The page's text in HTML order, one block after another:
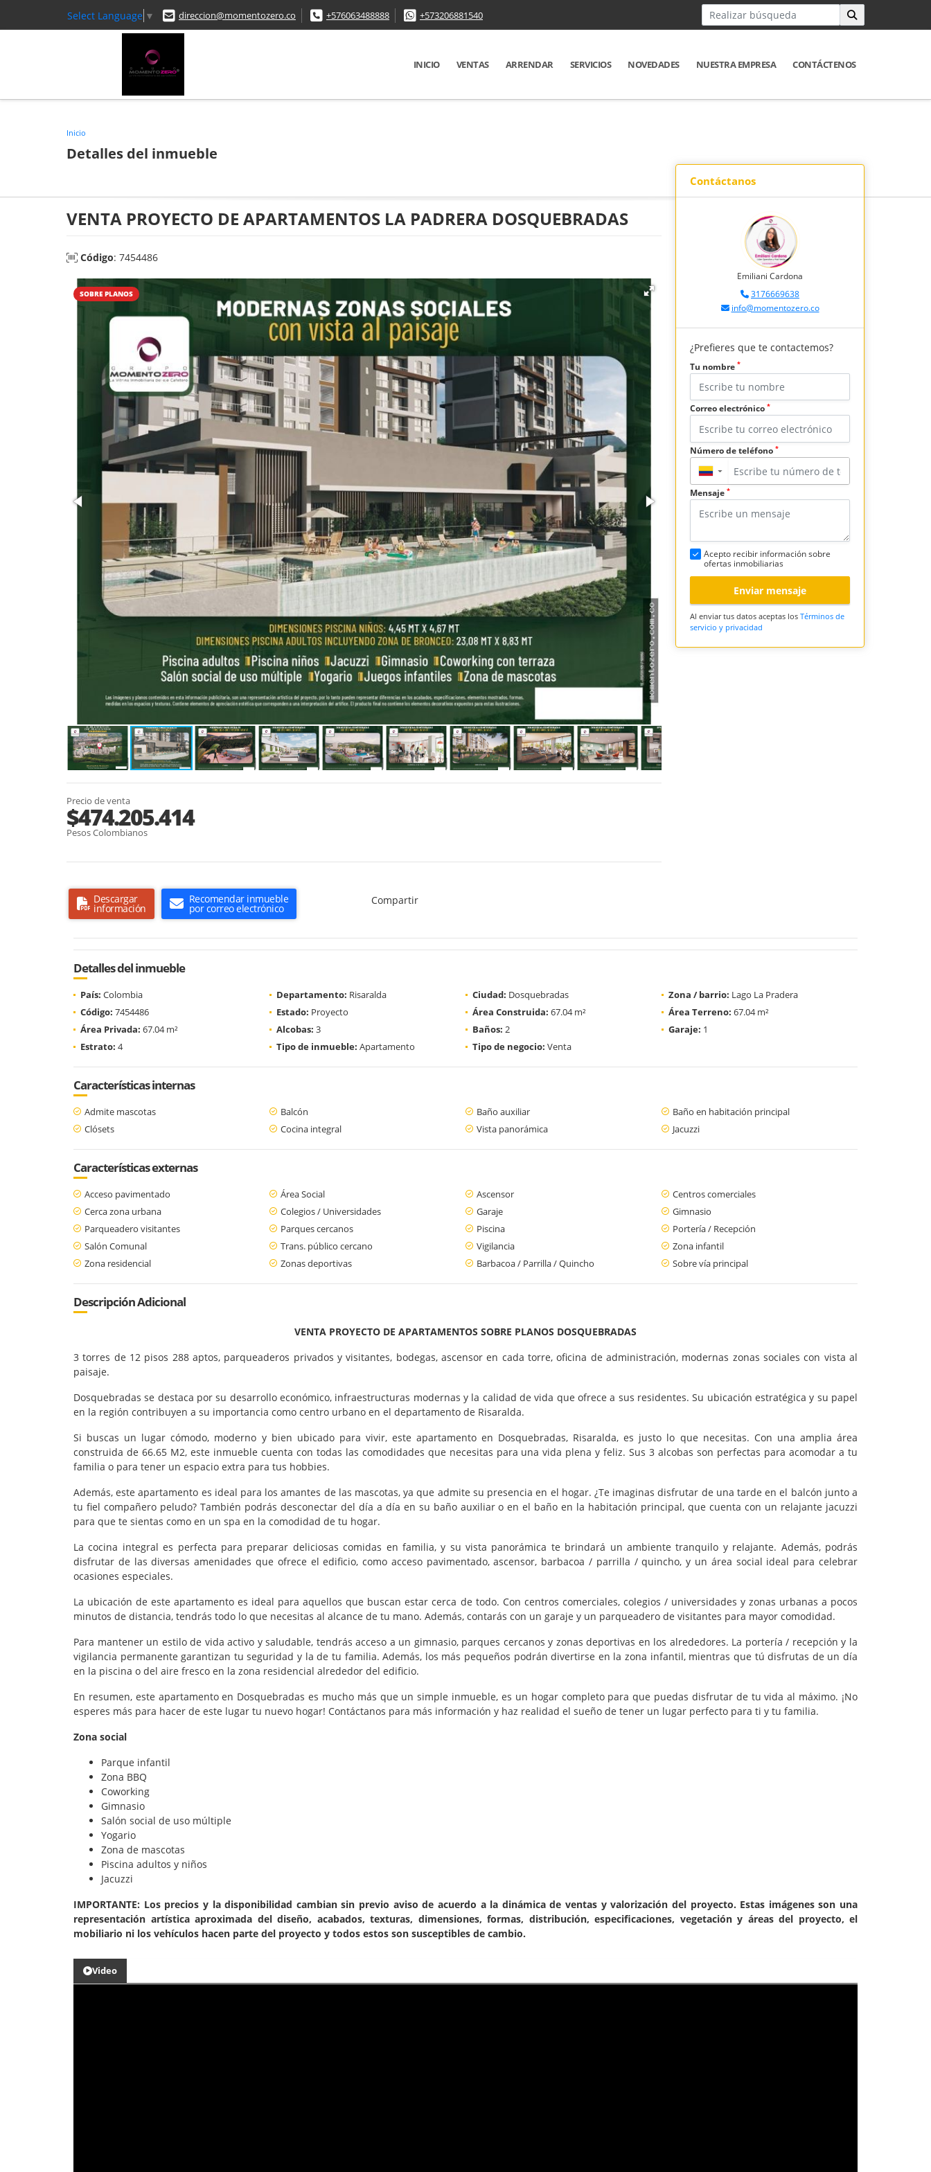
Select Language ▼ direccion@momentozero.co +576063488888 +573206881540
INICIO VENTAS ARRENDAR SERVICIOS NOVEDADES NUESTRA EMPRESA CONTÁCTENOS
Inicio
Detalles del inmueble
VENTA PROYECTO DE APARTAMENTOS LA PADRERA DOSQUEBRADAS
Código: 7454486
SOBRE PLANOS
Precio de venta
$474.205.414
Pesos Colombianos
Descargar
información
Recomendar inmueble
por correo electrónico
Compartir
Contáctanos
Emiliani Cardona
3176669638
info@momentozero.co
¿Prefieres que te contactemos?
Tu nombre *
Correo electrónico *
Número de teléfono *
▼
Mensaje *
Acepto recibir información sobre
ofertas inmobiliarias
Enviar mensaje
Al enviar tus datos aceptas los Términos de
servicio y privacidad
Detalles del inmueble
País: Colombia Departamento: Risaralda Ciudad: Dosquebradas Zona / barrio: Lago La Pradera
Código: 7454486 Estado: Proyecto Área Construida: 67.04 m² Área Terreno: 67.04 m²
Área Privada: 67.04 m² Alcobas: 3 Baños: 2 Garaje: 1
Estrato: 4 Tipo de inmueble: Apartamento Tipo de negocio: Venta
Características internas
Admite mascotas Balcón Baño auxiliar
Baño en habitación principal
Clósets
Cocina integral Vista panorámica Jacuzzi
Características externas
Acceso pavimentado Área Social Ascensor
Centros comerciales
Cerca zona urbana
Colegios / Universidades Garaje
Gimnasio
Parqueadero visitantes
Parques cercanos Piscina
Portería / Recepción
Salón Comunal
Trans. público cercano Vigilancia
Zona infantil
Zona residencial
Zonas deportivas Barbacoa / Parrilla / Quincho Sobre vía principal
Descripción Adicional
VENTA PROYECTO DE APARTAMENTOS SOBRE PLANOS DOSQUEBRADAS
3 torres de 12 pisos 288 aptos, parqueaderos privados y visitantes, bodegas, ascensor en cada torre, oficina de administración, modernas zonas sociales con vista al
paisaje.
Dosquebradas se destaca por su desarrollo económico, infraestructuras modernas y la calidad de vida que ofrece a sus residentes. Su ubicación estratégica y su papel
en la región contribuyen a su importancia como centro urbano en el departamento de Risaralda.
Si buscas un lugar cómodo, moderno y bien ubicado para vivir, este apartamento en Dosquebradas, Risaralda, es justo lo que necesitas. Con una amplia área
construida de 66.65 M2, este inmueble cuenta con todas las comodidades que necesitas para una vida plena y feliz. Sus 3 alcobas son perfectas para acomodar a tu
familia o para tener un espacio extra para tus hobbies.
Además, este apartamento es ideal para los amantes de las mascotas, ya que admite su presencia en el hogar. ¿Te imaginas disfrutar de una tarde en el balcón junto a
tu fiel compañero peludo? También podrás desconectar del día a día en su baño auxiliar o en el baño en la habitación principal, que cuenta con un relajante jacuzzi
para que te sientas como en un spa en la comodidad de tu hogar.
La cocina integral es perfecta para preparar deliciosas comidas en familia, y su vista panorámica te brindará un ambiente tranquilo y relajante. Además, podrás
disfrutar de las diversas amenidades que ofrece el edificio, como acceso pavimentado, ascensor, barbacoa / parrilla / quincho, y un área social ideal para celebrar
ocasiones especiales.
La ubicación de este apartamento es ideal para aquellos que buscan estar cerca de todo. Con centros comerciales, colegios / universidades y zonas urbanas a pocos
minutos de distancia, tendrás todo lo que necesitas al alcance de tu mano. Además, contarás con un garaje y un parqueadero de visitantes para mayor comodidad.
Para mantener un estilo de vida activo y saludable, tendrás acceso a un gimnasio, parques cercanos y zonas deportivas en los alrededores. La portería / recepción y la
vigilancia permanente garantizan tu seguridad y la de tu familia. Además, los más pequeños podrán divertirse en la zona infantil, mientras que tú disfrutas de un día
en la piscina o del aire fresco en la zona residencial alrededor del edificio.
En resumen, este apartamento en Dosquebradas es mucho más que un simple inmueble, es un hogar completo para que puedas disfrutar de tu vida al máximo. ¡No
esperes más para hacer de este lugar tu nuevo hogar! Contáctanos para más información y haz realidad el sueño de tener un lugar perfecto para ti y tu familia.
Zona social
Parque infantil
Zona BBQ
Coworking
Gimnasio
Salón social de uso múltiple
Yogario
Zona de mascotas
Piscina adultos y niños
Jacuzzi
IMPORTANTE: Los precios y la disponibilidad cambian sin previo aviso de acuerdo a la dinámica de ventas y valorización del proyecto. Estas imágenes son una
representación artística aproximada del diseño, acabados, texturas, dimensiones, formas, distribución, especificaciones, vegetación y áreas del proyecto, el
mobiliario ni los vehículos hacen parte del proyecto y todos estos son susceptibles de cambio.
Video